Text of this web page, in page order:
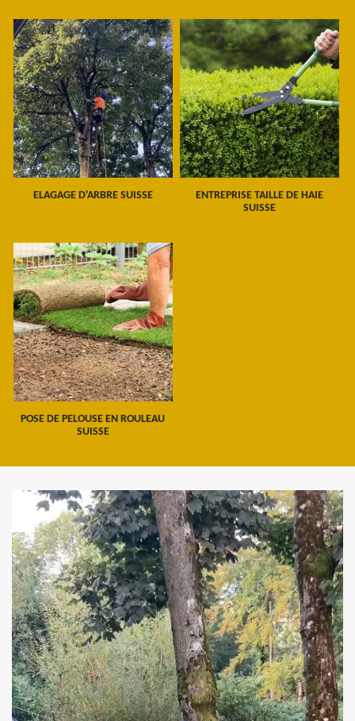
ELAGAGE D'ARBRE SUISSE
ENTREPRISE TAILLE DE HAIE
SUISSE
POSE DE PELOUSE EN ROULEAU
SUISSE